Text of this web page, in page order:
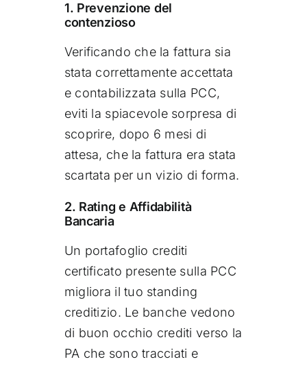
1. Prevenzione del
contenzioso
Verificando che la fattura sia
stata correttamente accettata
e contabilizzata sulla PCC,
eviti la spiacevole sorpresa di
scoprire, dopo 6 mesi di
attesa, che la fattura era stata
scartata per un vizio di forma.
2. Rating e Affidabilità
Bancaria
Un portafoglio crediti
certificato presente sulla PCC
migliora il tuo standing
creditizio. Le banche vedono
di buon occhio crediti verso la
PA che sono tracciati e